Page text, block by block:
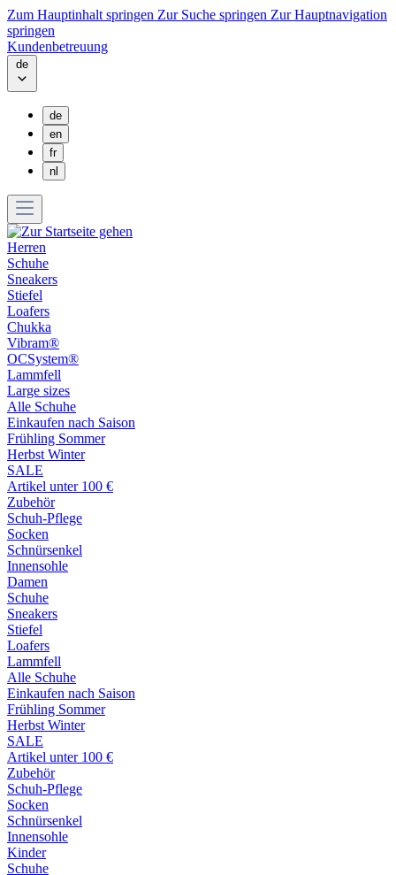
Zum Hauptinhalt springen Zur Suche springen Zur Hauptnavigation
springen
Kundenbetreuung
de
de
en
fr
nl
Herren
Schuhe
Sneakers
Stiefel
Loafers
Chukka
Vibram®
OCSystem®
Lammfell
Large sizes
Alle Schuhe
Einkaufen nach Saison
Frühling Sommer
Herbst Winter
SALE
Artikel unter 100 €
Zubehör
Schuh-Pflege
Socken
Schnürsenkel
Innensohle
Damen
Schuhe
Sneakers
Stiefel
Loafers
Lammfell
Alle Schuhe
Einkaufen nach Saison
Frühling Sommer
Herbst Winter
SALE
Artikel unter 100 €
Zubehör
Schuh-Pflege
Socken
Schnürsenkel
Innensohle
Kinder
Schuhe